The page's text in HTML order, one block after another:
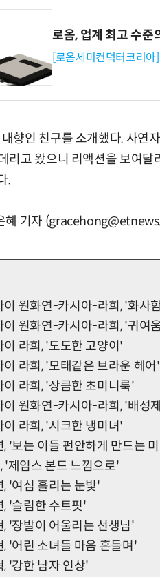
로옴, 업계 최고 수
[로옴세미컨덕터코리아
향인 친구를 소개했다. 사
리고 왔으니 리액션을 보여
.
혜 기자
이 원화연-카시아-라희, '화사
이 원화연-카시아-라희, '귀여
이 라희, '도도한 고양이'
이 라희, '모태같은 브라운 헤어'
이 라희, '상큼한 초미니룩'
이 원화연-카시아-라희, '배성
이 라희, '시크한 냉미녀'
, '보는 이들 펀안하게 만드는
'제임스 본드 느낌으로'
, '여심 홀리는 눈빛'
, '슬림한 수트핏'
, '장발이 어울리는 선생님'
, '어린 소녀들 마음 흔들며'
, '강한 남자 인상'